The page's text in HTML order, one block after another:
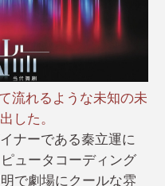
流れるような未知の未
した。
ナーである秦立運に
ュータコーディング
で劇場にクールな雰